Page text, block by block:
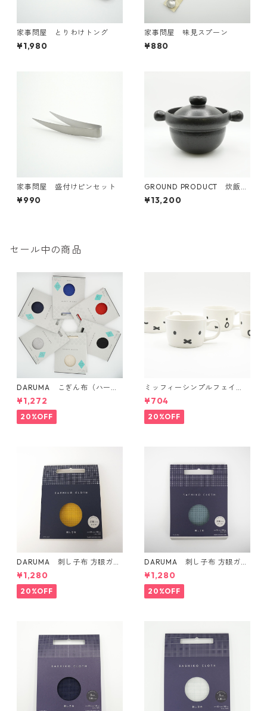
家事問屋 とりわけトング
¥1,980
家事問屋 味見スプーン
¥880
家事問屋 盛付けピンセット
¥990
GROUND PRODUCT 炊飯
鍋 4合炊 萬古焼【日本製】
¥13,200
セール中の商品
DARUMA こぎん布（ハード
タイプ）
¥1,272
20%OFF
ミッフィーシンプルフェイ
ス マグ
¥704
20%OFF
DARUMA 刺し子布 方眼ガイ
ドタイプ Col.4 カラシ
¥1,280
20%OFF
DARUMA 刺し子布 方眼ガイ
ドタイプ Col.5 にぶ青
¥1,280
20%OFF